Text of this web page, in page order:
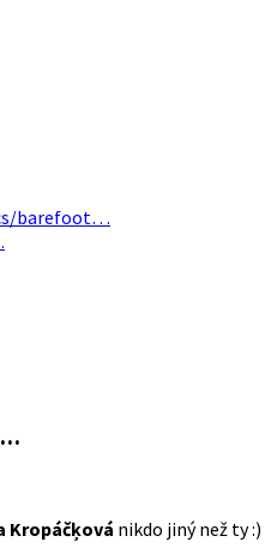
barefoot…
…
Kropáčķová nikdo jiný než ty :)